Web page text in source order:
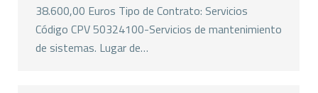
38.600,00 Euros Tipo de Contrato: Servicios
Código CPV 50324100-Servicios de mantenimiento
de sistemas. Lugar de…